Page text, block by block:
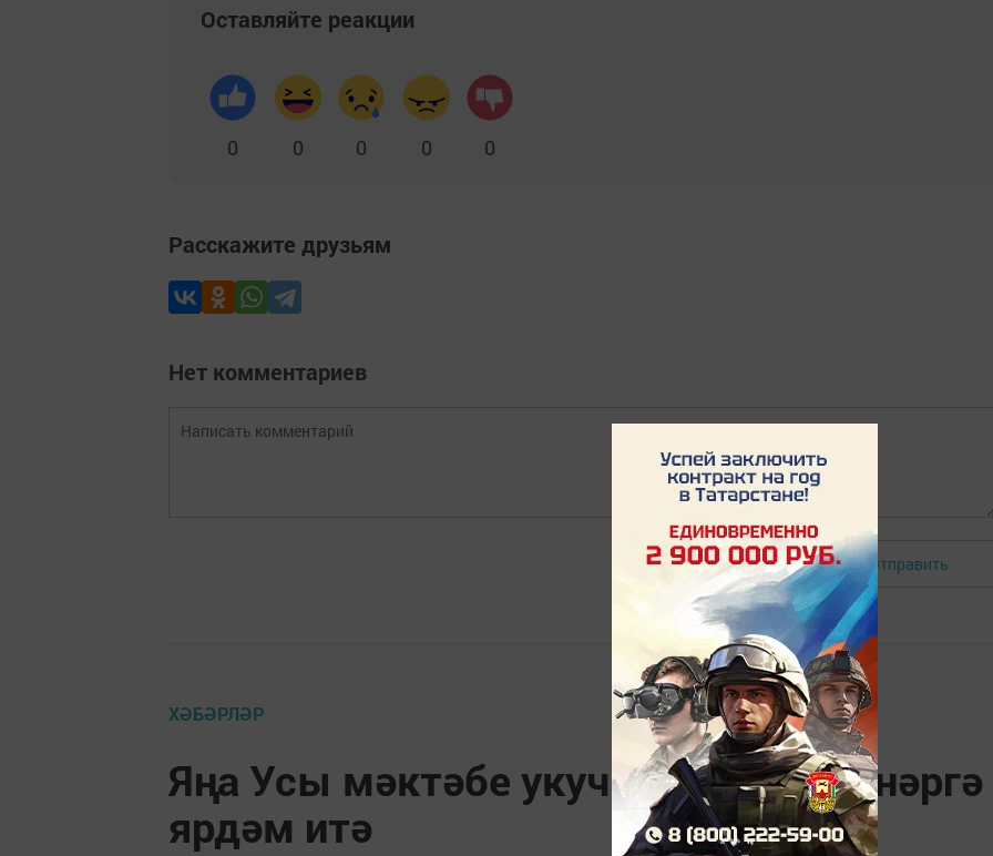
Оставляйте реакции
0 0 0 0 0
Расскажите друзьям
Нет комментариев
Авторизоваться Отправить
ХӘБӘРЛӘР
Яңа Усы мәктәбе укучылары өлкәннәргә
ярдәм итә